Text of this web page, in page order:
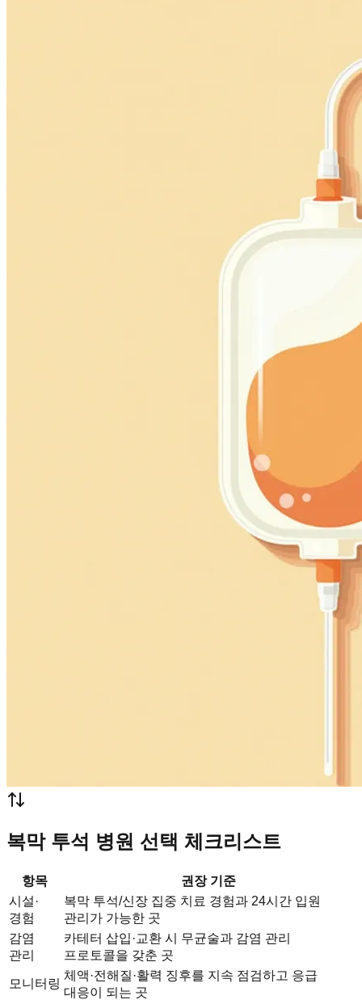
복막 투석 병원 선택 체크리스트
항목
권장 기준
시설·
경험
복막 투석/신장 집중 치료 경험과 24시간 입원
관리가 가능한 곳
감염
관리
카테터 삽입·교환 시 무균술과 감염 관리
프로토콜을 갖춘 곳
모니터링
체액·전해질·활력 징후를 지속 점검하고 응급
대응이 되는 곳